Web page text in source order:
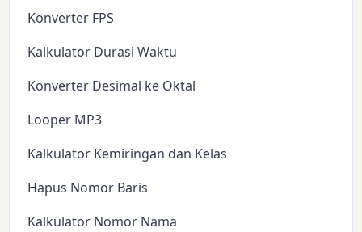
Konverter FPS
Kalkulator Durasi Waktu
Konverter Desimal ke Oktal
Looper MP3
Kalkulator Kemiringan dan Kelas
Hapus Nomor Baris
Kalkulator Nomor Nama